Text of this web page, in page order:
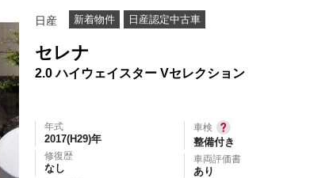
日産 新着物件 日産認定中古車
セレナ
2.0 ハイウェイスター Vセレクション
年式
2017(H29)年
修復歴
なし
車検
整備付き
車両評価書
あり